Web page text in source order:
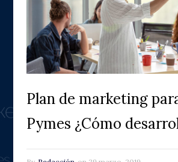
Plan de marketing
Pymes ¿Cómo